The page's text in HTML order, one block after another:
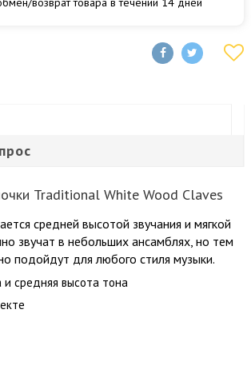
Traditional White Wood Claves
средней высотой звучания и мягкой
звучат в небольших ансамблях, но тем
подойдут для любого стиля музыки.
и средняя высота тона